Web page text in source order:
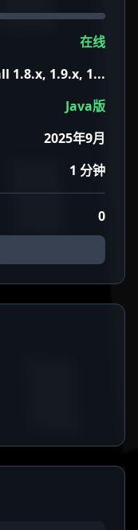
在线
1.8.x, 1.9.x, 1...
Java版
2025年9月
1 分钟
0